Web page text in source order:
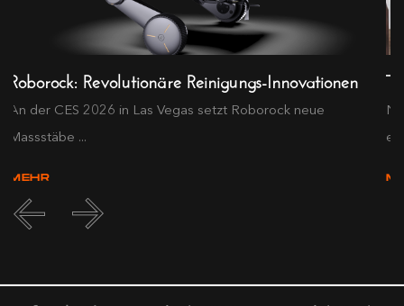
Roborock: Revolutionäre Reinigungs-Innovationen
An der CES 2026 in Las Vegas setzt Roborock neue
Massstäbe ...
MEHR